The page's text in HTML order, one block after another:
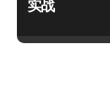
实战